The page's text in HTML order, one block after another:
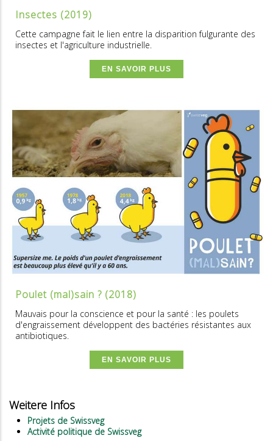
Insectes (2019)
Cette campagne fait le lien entre la disparition fulgurante des
insectes et l'agriculture industrielle.
EN SAVOIR PLUS
Poulet (mal)sain ? (2018)
Mauvais pour la conscience et pour la santé : les poulets
d'engraissement développent des bactéries résistantes aux
antibiotiques.
EN SAVOIR PLUS
Weitere Infos
Projets de Swissveg
Activité politique de Swissveg